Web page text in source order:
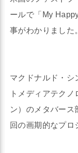
ールで「My
事がわかりました
マクドナルド・シ
トメディアテク
ン）のメタバー
回の画期的なプロ